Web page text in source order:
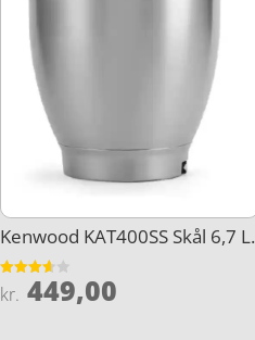
Kenwood KAT400SS Skål 6,7 L.
Vurderet
3.6
kr. 449,00